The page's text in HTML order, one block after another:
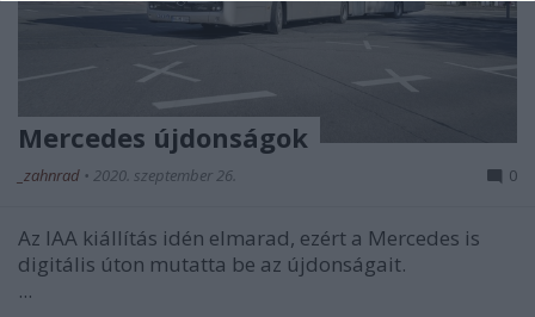
Mercedes újdonságok
_zahnrad • 2020. szeptember 26. 0
Az IAA kiállítás idén elmarad, ezért a Mercedes is
digitális úton mutatta be az újdonságait.
...